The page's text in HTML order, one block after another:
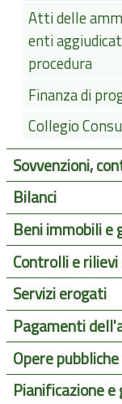
Atti delle
enti
procedura
Finanza di
Collegio
Sovvenzioni,
Bilanci
Beni immobili e
Controlli e
Servizi erogati
Pagamenti
Opere pubbliche
Pianificazione